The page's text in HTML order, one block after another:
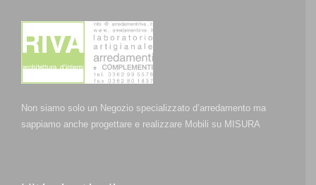
Non siamo solo un Negozio specializzato d’arredamento ma
sappiamo anche progettare e realizzare Mobili su MISURA